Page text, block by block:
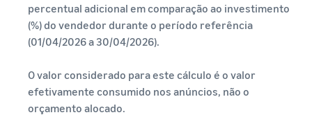
percentual adicional em comparação ao investimento
(%) do vendedor durante o período referência
(01/04/2026 a 30/04/2026).
O valor considerado para este cálculo é o valor
efetivamente consumido nos anúncios, não o
orçamento alocado.